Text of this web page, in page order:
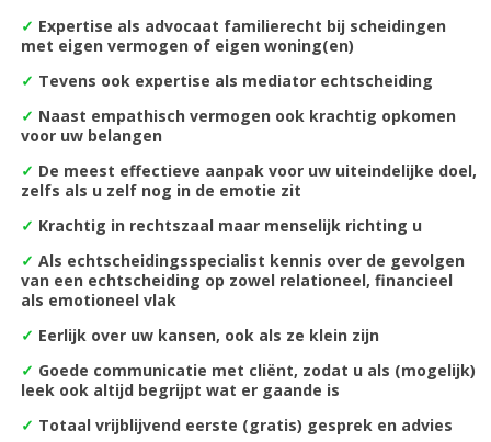
✓ Expertise als advocaat familierecht bij scheidingen
met eigen vermogen of eigen woning(en)
✓ Tevens ook expertise als mediator echtscheiding
✓ Naast empathisch vermogen ook krachtig opkomen
voor uw belangen
✓ De meest effectieve aanpak voor uw uiteindelijke doel,
zelfs als u zelf nog in de emotie zit
✓ Krachtig in rechtszaal maar menselijk richting u
✓ Als echtscheidingsspecialist kennis over de gevolgen
van een echtscheiding op zowel relationeel, financieel
als emotioneel vlak
✓ Eerlijk over uw kansen, ook als ze klein zijn
✓ Goede communicatie met cliënt, zodat u als (mogelijk)
leek ook altijd begrijpt wat er gaande is
✓ Totaal vrijblijvend eerste (gratis) gesprek en advies